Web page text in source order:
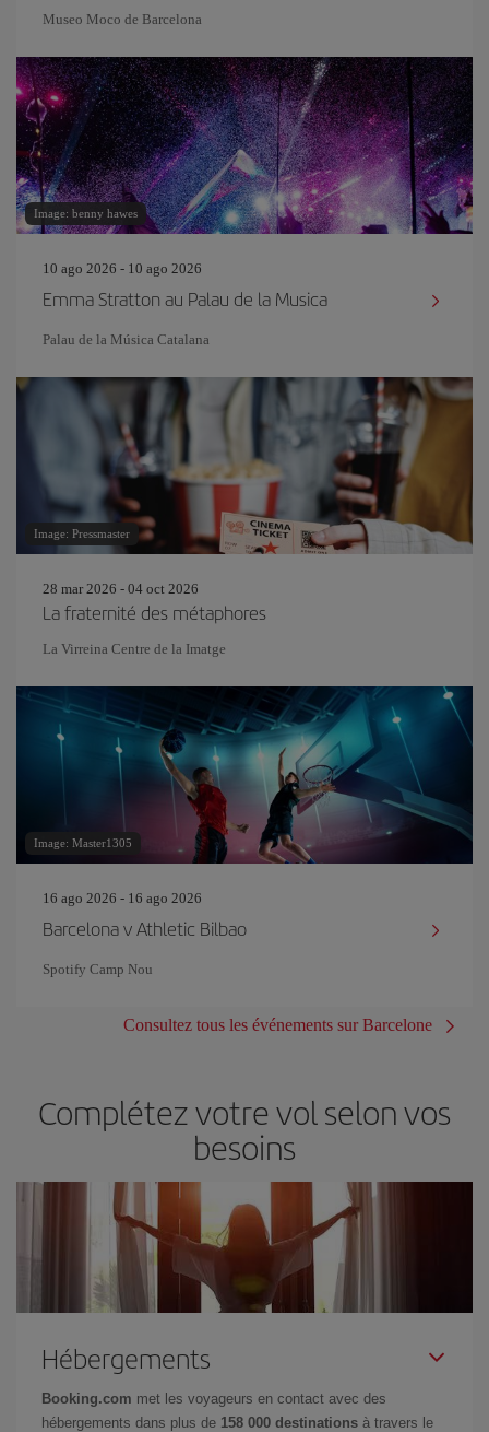
Museo Moco de Barcelona
Image: benny hawes
10 ago 2026 - 10 ago 2026
Emma Stratton au Palau de la Musica
Palau de la Música Catalana
Image: Pressmaster
28 mar 2026 - 04 oct 2026
La fraternité des métaphores
La Virreina Centre de la Imatge
Image: Master1305
16 ago 2026 - 16 ago 2026
Barcelona v Athletic Bilbao
Spotify Camp Nou
Consultez tous les événements sur Barcelone
Complétez votre vol selon vos
besoins
Hébergements
Booking.com met les voyageurs en contact avec des
hébergements dans plus de 158 000 destinations à travers le